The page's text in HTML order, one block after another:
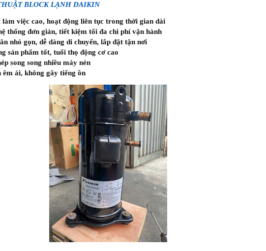
BLOCK LẠNH DAIKIN
làm việc cao, hoạt động liên tục trong thời gian dài
thống đơn giản, tiết kiệm tối đa chi phí vận hành
nhỏ gọn, dễ dàng di chuyển, lắp đặt tận nơi
sản phẩm tốt, tuổi thọ động cơ cao
song song nhiều máy nén
êm ái, không gây tiếng ồn